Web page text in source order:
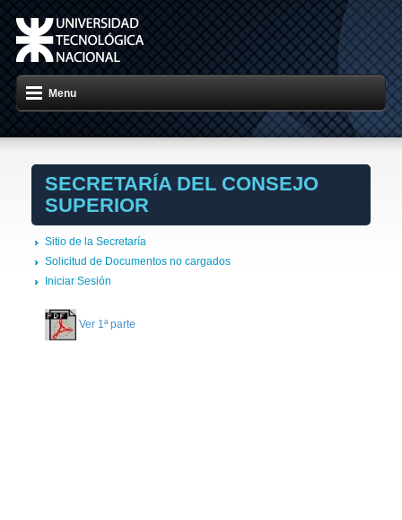
Menu
SECRETARÍA DEL CONSEJO
SUPERIOR
Sitio de la Secretaría
Solicitud de Documentos no cargados
Iniciar Sesión
Ver 1ª parte